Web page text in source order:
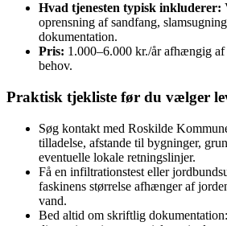
Hvad tjenesten typisk inkluderer:
oprensning af sandfang,
dokumentation.
Pris: 1.000–6.000 kr./år afhængig
behov.
Praktisk tjekliste før du vælger
Søg kontakt med Roskilde
tilladelse, afstande til bygninger,
eventuelle lokale retningslinjer.
Få en infiltrationstest eller
faskinens størrelse afhænger af
vand.
Bed altid om skriftlig